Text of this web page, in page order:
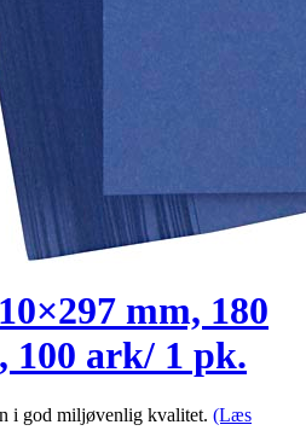
mm, 180
100 ark/ 1 pk.
i god miljøvenlig kvalitet. (Læs